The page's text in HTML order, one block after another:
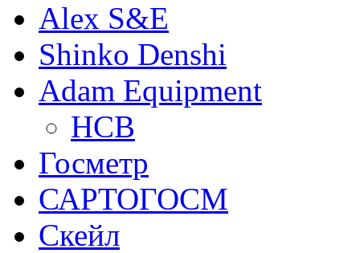
Alex S&E
Shinko Denshi
Adam Equipment
HCB
Госметр
САРТОГОСМ
Скейл